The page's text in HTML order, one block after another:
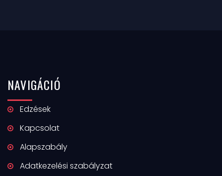
NAVIGÁCIÓ
Edzések
Kapcsolat
Alapszabály
Adatkezelési szabályzat